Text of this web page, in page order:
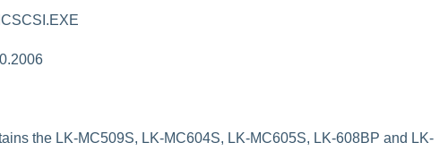
the LK-MC509S, LK-MC604S, LK-MC605S, LK-608BP and LK-